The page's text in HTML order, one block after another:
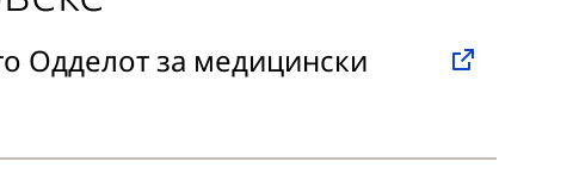
Одделот за медицински